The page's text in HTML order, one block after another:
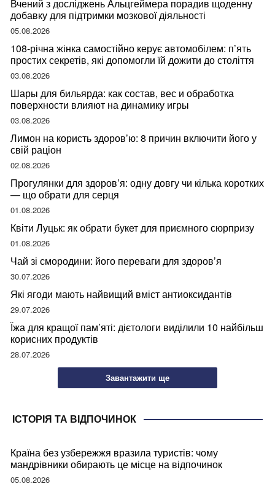
Вчений з досліджень Альцгеймера порадив щоденну
добавку для підтримки мозкової діяльності
05.08.2026
108-річна жінка самостійно керує автомобілем: п’ять
простих секретів, які допомогли їй дожити до століття
03.08.2026
Шары для бильярда: как состав, вес и обработка
поверхности влияют на динамику игры
03.08.2026
Лимон на користь здоров’ю: 8 причин включити його у
свій раціон
02.08.2026
Прогулянки для здоров’я: одну довгу чи кілька коротких
— що обрати для серця
01.08.2026
Квіти Луцьк: як обрати букет для приємного сюрпризу
01.08.2026
Чай зі смородини: його переваги для здоров’я
30.07.2026
Які ягоди мають найвищий вміст антиоксидантів
29.07.2026
Їжа для кращої пам’яті: дієтологи виділили 10 найбільш
корисних продуктів
28.07.2026
Завантажити ще
ІСТОРІЯ ТА ВІДПОЧИНОК
Країна без узбережжя вразила туристів: чому
мандрівники обирають це місце на відпочинок
05.08.2026